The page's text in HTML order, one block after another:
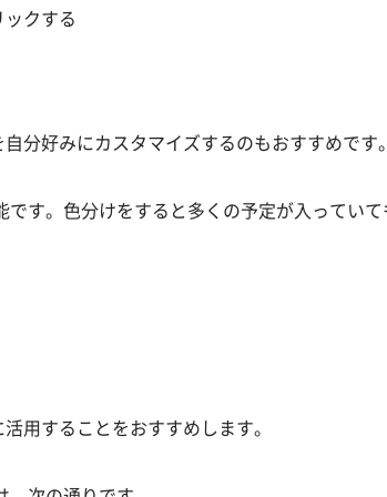
クする
分好みにカスタマイズするのもおすすめです。
す。色分けをすると多くの予定が入ってい
用することをおすすめします。